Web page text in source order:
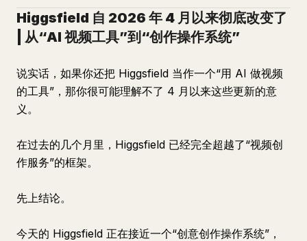
Higgsfield 自 2026 年 4 月以来彻底改变了
| 从“AI 视频工具”到“创作操作系统”
说实话，如果你还把 Higgsfield 当作一个“用 AI 做视频
的工具”，那你很可能理解不了 4 月以来这些更新的意
义。
在过去的几个月里，Higgsfield 已经完全超越了“视频创
作服务”的框架。
先上结论。
今天的 Higgsfield 正在接近一个“创意创作操作系统”，